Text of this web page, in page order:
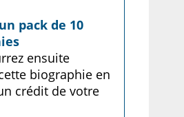
pack de 10
ensuite
biographie en
crédit de votre